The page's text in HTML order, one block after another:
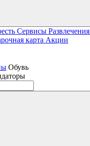
Сервисы Развлечения
карта Акции
Обувь